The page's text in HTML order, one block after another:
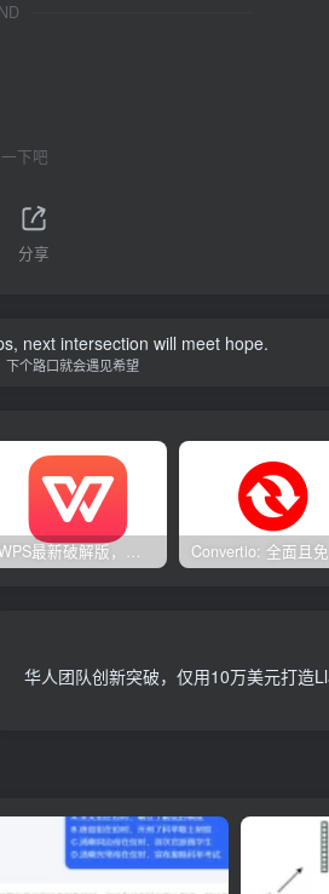
下吧
分享
next intersection will meet hope.
个路口就会遇见希望
华人团队创新突破，仅用10万美元打造